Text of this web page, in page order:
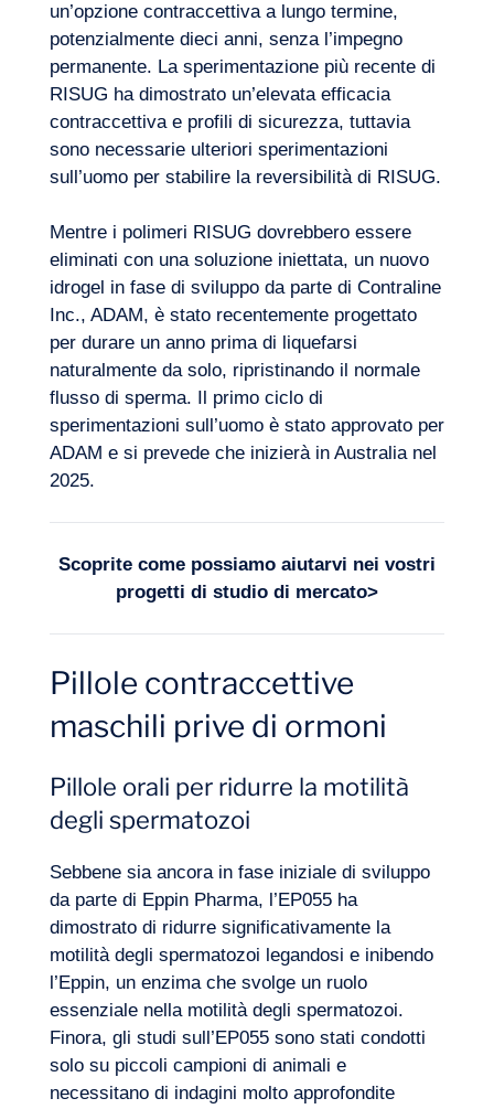
un’opzione contraccettiva a lungo termine,
potenzialmente dieci anni, senza l’impegno
permanente. La sperimentazione più recente di
RISUG ha dimostrato un’elevata efficacia
contraccettiva e profili di sicurezza, tuttavia
sono necessarie ulteriori sperimentazioni
sull’uomo per stabilire la reversibilità di RISUG.
Mentre i polimeri RISUG dovrebbero essere
eliminati con una soluzione iniettata, un nuovo
idrogel in fase di sviluppo da parte di Contraline
Inc., ADAM, è stato recentemente progettato
per durare un anno prima di liquefarsi
naturalmente da solo, ripristinando il normale
flusso di sperma. Il primo ciclo di
sperimentazioni sull’uomo è stato approvato per
ADAM e si prevede che inizierà in Australia nel
2025.
Scoprite come possiamo aiutarvi nei vostri
progetti di studio di mercato>
Pillole contraccettive
maschili prive di ormoni
Pillole orali per ridurre la motilità
degli spermatozoi
Sebbene sia ancora in fase iniziale di sviluppo
da parte di Eppin Pharma, l’EP055 ha
dimostrato di ridurre significativamente la
motilità degli spermatozoi legandosi e inibendo
l’Eppin, un enzima che svolge un ruolo
essenziale nella motilità degli spermatozoi.
Finora, gli studi sull’EP055 sono stati condotti
solo su piccoli campioni di animali e
necessitano di indagini molto approfondite